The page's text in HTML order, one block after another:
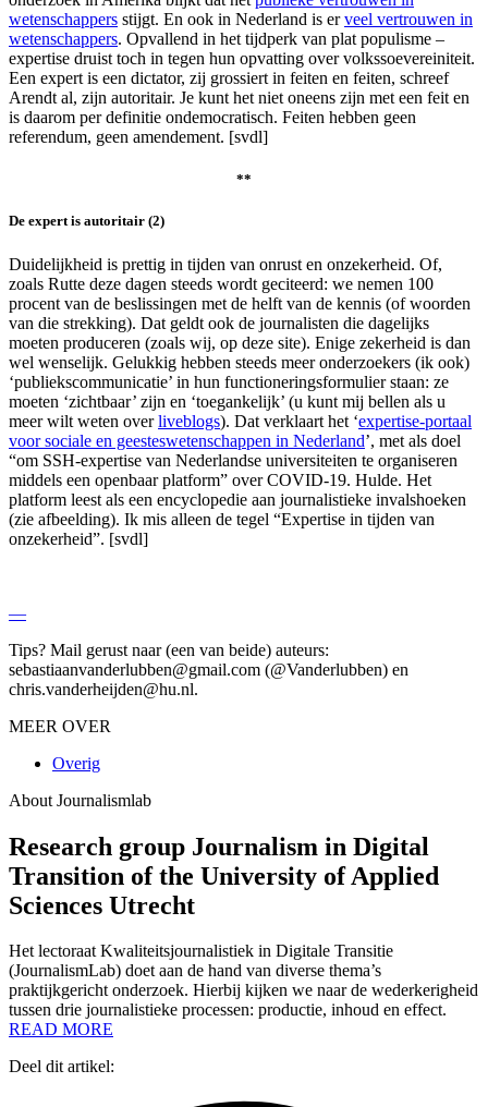
wetenschappers stijgt. En ook in Nederland is erveel vertrouwen in
wetenschappers. Opvallend in het tijdperk van plat populisme –
expertise druist toch in tegen hun opvatting over volkssoevereiniteit.
Een expert is een dictator, zij grossiert in feiten en feiten, schreef
Arendt al, zijn autoritair. Je kunt het niet oneens zijn met een feit en
is daarom per definitie ondemocratisch. Feiten hebben geen
referendum, geen amendement. [svdl]
**
De expert is autoritair (2)
Duidelijkheid is prettig in tijden van onrust en onzekerheid. Of,
zoals Rutte deze dagen steeds wordt geciteerd: we nemen 100
procent van de beslissingen met de helft van de kennis (of woorden
van die strekking). Dat geldt ook de journalisten die dagelijks
moeten produceren (zoals wij, op deze site). Enige zekerheid is dan
wel wenselijk. Gelukkig hebben steeds meer onderzoekers (ik ook)
‘publiekscommunicatie’ in hun functioneringsformulier staan: ze
moeten ‘zichtbaar’ zijn en ‘toegankelijk’ (u kunt mij bellen als u
meer wilt weten overliveblogs). Dat verklaart het ‘expertise-portaal
voor sociale en geesteswetenschappen in Nederland’, met als doel
“om SSH-expertise van Nederlandse universiteiten te organiseren
middels een openbaar platform” over COVID-19. Hulde. Het
platform leest als een encyclopedie aan journalistieke invalshoeken
(zie afbeelding). Ik mis alleen de tegel “Expertise in tijden van
onzekerheid”. [svdl]
—
Tips? Mail gerust naar (een van beide) auteurs:
sebastiaanvanderlubben@gmail.com (@Vanderlubben) en
chris.vanderheijden@hu.nl.
MEER OVER
Overig
About Journalismlab
Research group Journalism in Digital
Transition of the University of Applied
Sciences Utrecht
Het lectoraat Kwaliteitsjournalistiek in Digitale Transitie
(JournalismLab) doet aan de hand van diverse thema’s
praktijkgericht onderzoek. Hierbij kijken we naar de wederkerigheid
tussen drie journalistieke processen: productie, inhoud en effect.
READ MORE
Deel dit artikel: